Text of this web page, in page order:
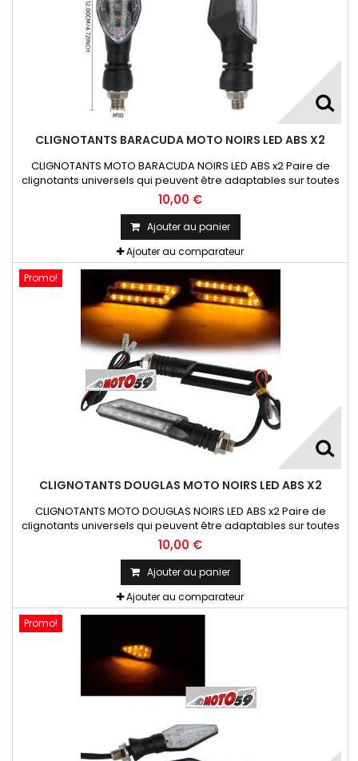
CLIGNOTANTS BARACUDA MOTO NOIRS LED ABS X2
CLIGNOTANTS MOTO BARACUDA NOIRS LED ABS x2 Paire de
clignotants universels qui peuvent être adaptables sur toutes
motos ou scooters
10,00 €
Ajouter au panier
Ajouter au comparateur
Promo!
CLIGNOTANTS DOUGLAS MOTO NOIRS LED ABS X2
CLIGNOTANTS MOTO DOUGLAS NOIRS LED ABS x2 Paire de
clignotants universels qui peuvent être adaptables sur toutes
motos ou scooters
10,00 €
Ajouter au panier
Ajouter au comparateur
Promo!